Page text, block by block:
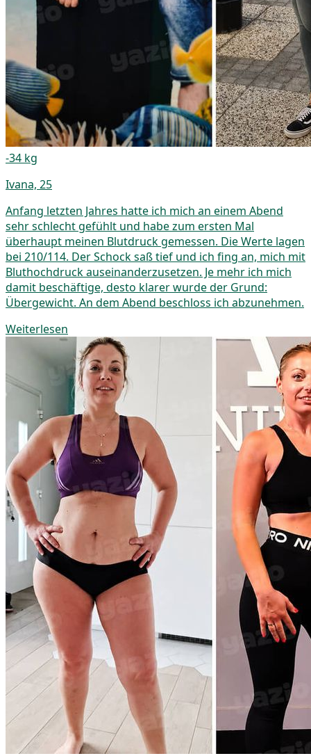
-34 kg
Ivana, 25
Anfang letzten Jahres hatte ich mich an einem Abend
sehr schlecht gefühlt und habe zum ersten Mal
überhaupt meinen Blutdruck gemessen. Die Werte lagen
bei 210/114. Der Schock saß tief und ich fing an, mich mit
Bluthochdruck auseinanderzusetzen. Je mehr ich mich
damit beschäftige, desto klarer wurde der Grund:
Übergewicht. An dem Abend beschloss ich abzunehmen.
Weiterlesen